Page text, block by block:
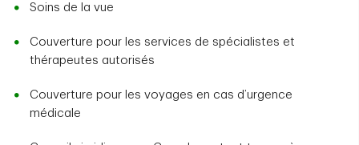
Soins de la vue
Couverture pour les services de spécialistes et
thérapeutes autorisés
Couverture pour les voyages en cas d’urgence
médicale